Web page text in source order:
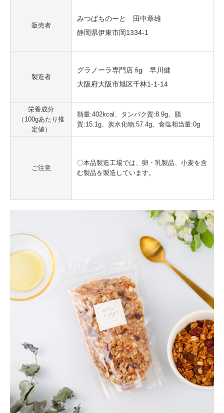
販売者
みつばちのーと 田中章雄
静岡県伊東市岡1334-1
製造者
グラノーラ専門店 fig 早川健
大阪府大阪市旭区千林1-1-14
栄養成分
（100gあたり推
定値）
熱量:402kcal、タンパク質:8.9g、脂
質:15.1g、炭水化物:57.4g、食塩相当量:0g
ご注意
〇本品製造工場では、卵・乳製品、小麦を含
む製品を製造しています。